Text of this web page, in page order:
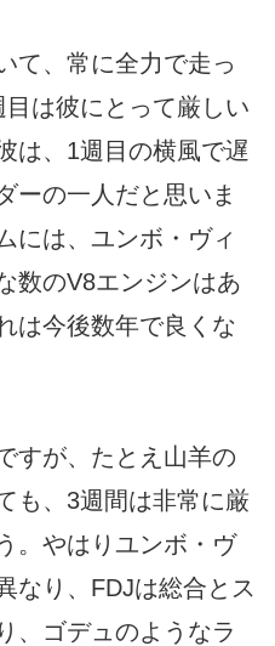
て、常に全力で走っ
は彼にとって厳しい
は、1週目の横風で遅
ーの一人だと思いま
には、ユンボ・ヴィ
数のV8エンジンはあ
は今後数年で良くな
すが、たとえ山羊の
も、3週間は非常に厳
。やはりユンボ・ヴ
なり、FDJは総合とス
、ゴデュのようなラ